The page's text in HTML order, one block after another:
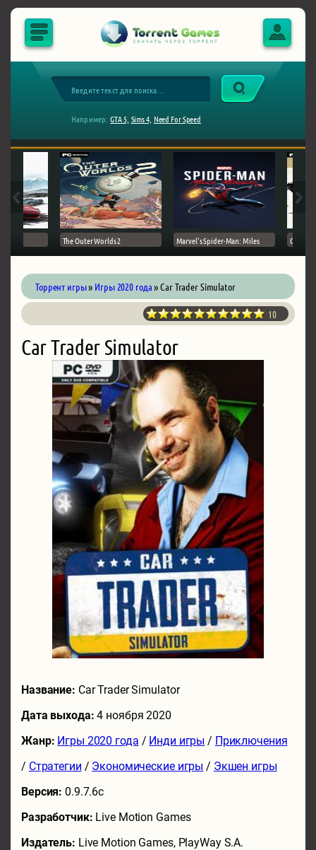
Например: GTA 5, Sims 4, Need For Speed
The Outer Worlds 2 Marvel's Spider-Man: Miles Ghost
Торрент игры» Игры 2020 года» Car Trader Simulator
10
Car Trader Simulator
Название: Car Trader Simulator
Дата выхода:4 ноября 2020
Жанр: Игры 2020 года / Инди игры / Приключения
/ Стратегии / Экономические игры / Экшен игры
Версия:0.9.7.6c
Разработчик: Live Motion Games
Издатель: Live Motion Games, PlayWay S.A.